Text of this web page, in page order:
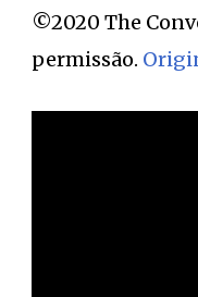
©2020 The
permissão.